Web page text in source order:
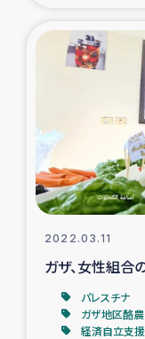
仮設
イ
ガザ空爆被
ガザ
2022.03.11
ガザ、女性組合
パレスチナ
ガザ地区酪
経済自立支